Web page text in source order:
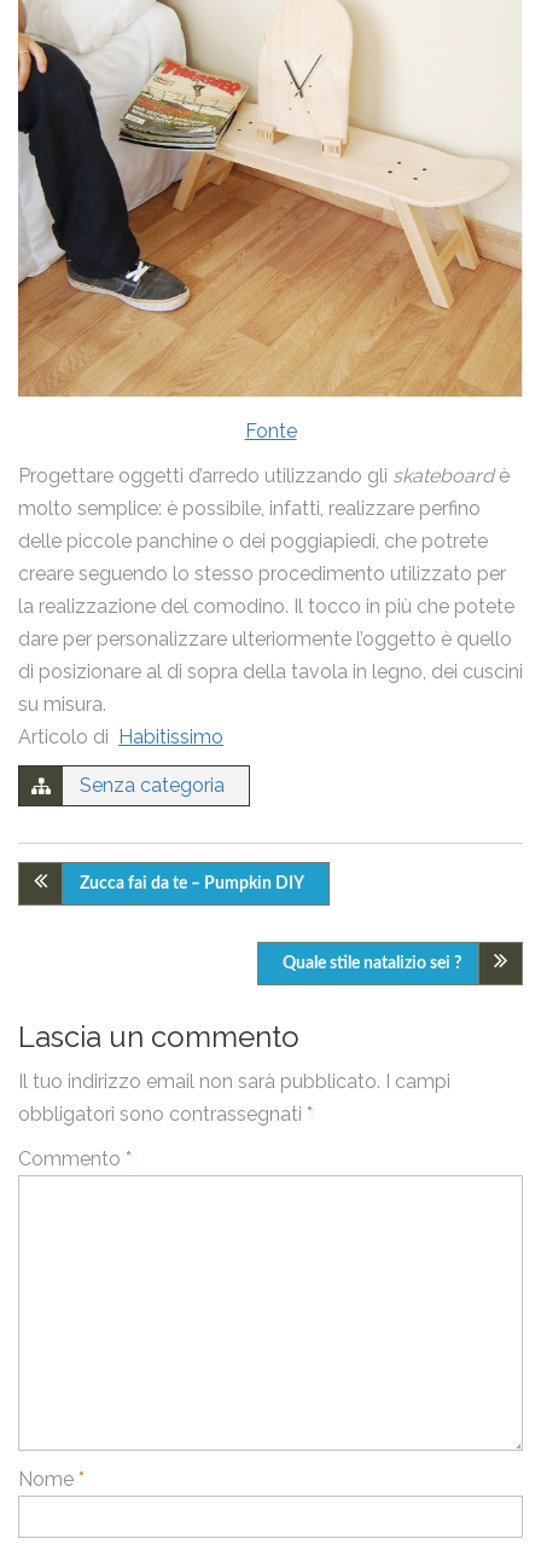
Fonte
Progettare oggetti d’arredo utilizzando gli skateboardè
molto semplice: è possibile, infatti, realizzare perfino
delle piccole panchine o dei poggiapiedi, che potrete
creare seguendo lo stesso procedimento utilizzato per
la realizzazione del comodino. Il tocco in più che potete
dare per personalizzare ulteriormente l’oggetto è quello
di posizionare al di sopra della tavola in legno, dei cuscini
su misura.
Articolo di Habitissimo
Senza categoria
Zucca fai da te – Pumpkin DIY
Quale stile natalizio sei ?
Lascia un commento
Il tuo indirizzo email non sarà pubblicato. I campi
obbligatori sono contrassegnati *
Commento *
Nome *